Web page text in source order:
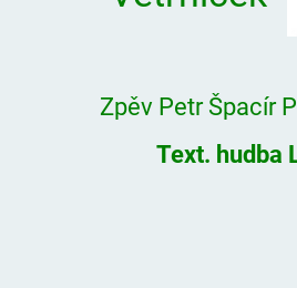
Zpěv Petr Špacír
Text. hudba